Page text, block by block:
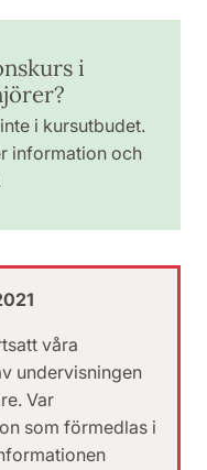
i
i kursutbudet.
information och
våra
undervisningen
Var
som förmedlas i